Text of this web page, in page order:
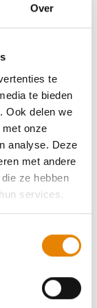
Over
te
te bieden
Ook delen we
onze
analyse. Deze
met andere
ze hebben
services.
–
een ruimere
Oost-